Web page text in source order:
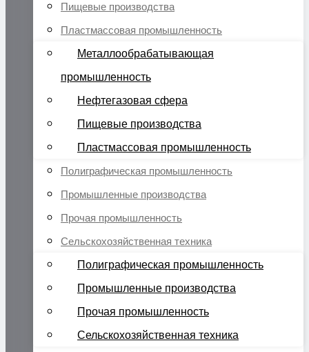
Пищевые производства
Пластмассовая промышленность
Металлообрабатывающая
промышленность
Нефтегазовая сфера
Пищевые производства
Пластмассовая промышленность
Полиграфическая промышленность
Промышленные производства
Прочая промышленность
Сельскохозяйственная техника
Полиграфическая промышленность
Промышленные производства
Прочая промышленность
Сельскохозяйственная техника